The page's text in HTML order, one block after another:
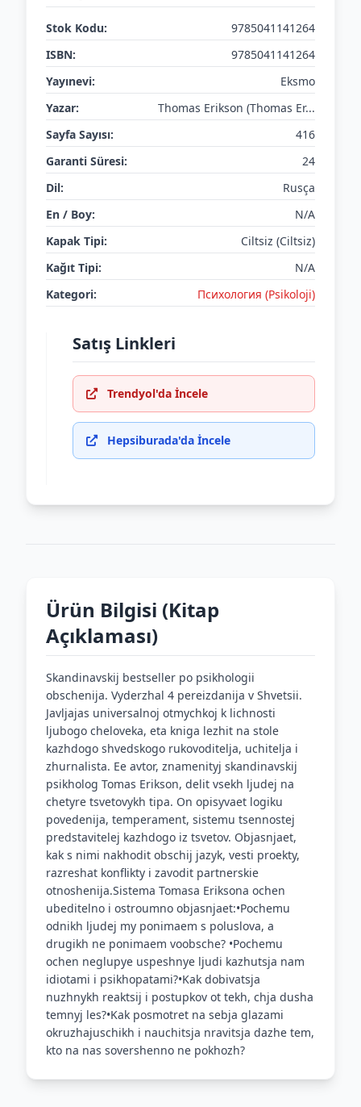
Stok Kodu:
9785041141264
ISBN:
9785041141264
Yayınevi:
Eksmo
Yazar:
Thomas Erikson (Thomas Er...
Sayfa Sayısı:
416
Garanti Süresi:
24
Dil:
Rusça
En / Boy:
N/A
Kapak Tipi:
Ciltsiz (Ciltsiz)
Kağıt Tipi:
N/A
Kategori:
Психология (Psikoloji)
Satış Linkleri
Trendyol'da İncele
Hepsiburada'da İncele
Ürün Bilgisi (Kitap
Açıklaması)
Skandinavskij bestseller po psikhologii
obschenija. Vyderzhal 4 pereizdanija v Shvetsii.
Javljajas universalnoj otmychkoj k lichnosti
ljubogo cheloveka, eta kniga lezhit na stole
kazhdogo shvedskogo rukovoditelja, uchitelja i
zhurnalista. Ee avtor, znamenityj skandinavskij
psikholog Tomas Erikson, delit vsekh ljudej na
chetyre tsvetovykh tipa. On opisyvaet logiku
povedenija, temperament, sistemu tsennostej
predstavitelej kazhdogo iz tsvetov. Objasnjaet,
kak s nimi nakhodit obschij jazyk, vesti proekty,
razreshat konflikty i zavodit partnerskie
otnoshenija.Sistema Tomasa Eriksona ochen
ubeditelno i ostroumno objasnjaet:•Pochemu
odnikh ljudej my ponimaem s poluslova, a
drugikh ne ponimaem voobsche? •Pochemu
ochen neglupye uspeshnye ljudi kazhutsja nam
idiotami i psikhopatami?•Kak dobivatsja
nuzhnykh reaktsij i postupkov ot tekh, chja dusha
temnyj les?•Kak posmotret na sebja glazami
okruzhajuschikh i nauchitsja nravitsja dazhe tem,
kto na nas sovershenno ne pokhozh?